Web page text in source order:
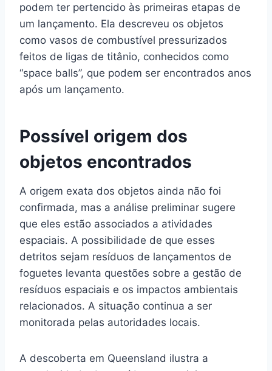
podem ter pertencido às primeiras etapas de
um lançamento. Ela descreveu os objetos
como vasos de combustível pressurizados
feitos de ligas de titânio, conhecidos como
“space balls”, que podem ser encontrados anos
após um lançamento.
Possível origem dos
objetos encontrados
A origem exata dos objetos ainda não foi
confirmada, mas a análise preliminar sugere
que eles estão associados a atividades
espaciais. A possibilidade de que esses
detritos sejam resíduos de lançamentos de
foguetes levanta questões sobre a gestão de
resíduos espaciais e os impactos ambientais
relacionados. A situação continua a ser
monitorada pelas autoridades locais.
A descoberta em Queensland ilustra a